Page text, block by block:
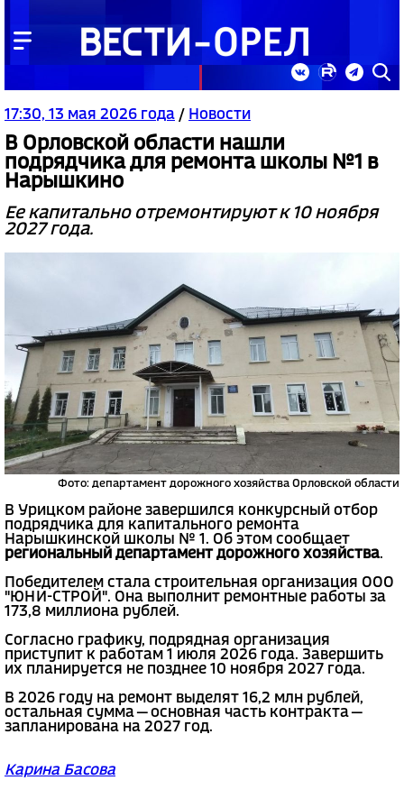
17:30, 13 мая 2026 года / Новости
В Орловской области нашли
подрядчика для ремонта школы №1 в
Нарышкино
Ее капитально отремонтируют к 10 ноября
2027 года.
Фото: департамент дорожного хозяйства Орловской области
В Урицком районе завершился конкурсный отбор
подрядчика для капитального ремонта
Нарышкинской школы № 1. Об этом сообщает
региональный департамент дорожного хозяйства.
Победителем стала строительная организация ООО
"ЮНИ-СТРОЙ". Она выполнит ремонтные работы за
173,8 миллиона рублей.
Согласно графику, подрядная организация
приступит к работам 1 июля 2026 года. Завершить
их планируется не позднее 10 ноября 2027 года.
В 2026 году на ремонт выделят 16,2 млн рублей,
остальная сумма — основная часть контракта —
запланирована на 2027 год.
Карина Басова